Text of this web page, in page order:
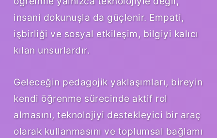
insani dokunuşla da güçlenir. Empati,
işbirliği ve sosyal etkileşim, bilgiyi kalıcı
kılan unsurlardır.
Geleceğin pedagojik yaklaşımları, bireyin
kendi öğrenme sürecinde aktif rol
almasını, teknolojiyi destekleyici bir araç
olarak kullanmasını ve toplumsal bağlamı